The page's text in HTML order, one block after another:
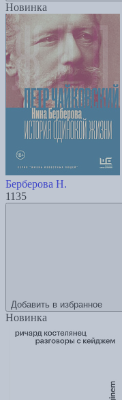
Новинка
Берберова Н.
1135
Добавить в избранное
Новинка